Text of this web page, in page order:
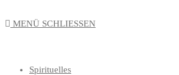
MENÜ SCHLIESSEN
Spirituelles